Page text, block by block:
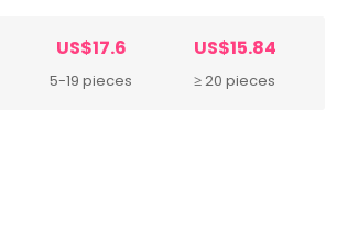
US$17.6
5-19 pieces
US$15.84
≥ 20 pieces